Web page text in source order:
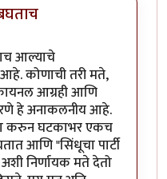
आल्याचे
कोणाची तरी मते,
आग्रही आणि
हे अनाकलनीय आहे.
करुन घटकाभर एकच
आणि "सिंधूचा पार्टी
निर्णायक मते देतो